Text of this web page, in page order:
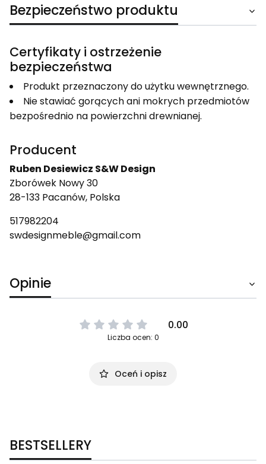
Bezpieczeństwo produktu
Certyfikaty i ostrzeżenie
bezpieczeństwa
Produkt przeznaczony do użytku wewnętrznego.
Nie stawiać gorących ani mokrych przedmiotów
bezpośrednio na powierzchni drewnianej.
Producent
Ruben Desiewicz S&W Design
Zborówek Nowy 30
28-133 Pacanów, Polska
517982204
swdesignmeble@gmail.com
Opinie
0.00
Liczba ocen: 0
Oceń i opisz
BESTSELLERY